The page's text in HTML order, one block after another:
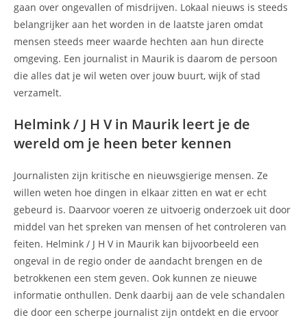
gaan over ongevallen of misdrijven. Lokaal nieuws is steeds
belangrijker aan het worden in de laatste jaren omdat
mensen steeds meer waarde hechten aan hun directe
omgeving. Een journalist in Maurik is daarom de persoon
die alles dat je wil weten over jouw buurt, wijk of stad
verzamelt.
Helmink / J H V in Maurik leert je de
wereld om je heen beter kennen
Journalisten zijn kritische en nieuwsgierige mensen. Ze
willen weten hoe dingen in elkaar zitten en wat er echt
gebeurd is. Daarvoor voeren ze uitvoerig onderzoek uit door
middel van het spreken van mensen of het controleren van
feiten. Helmink / J H V in Maurik kan bijvoorbeeld een
ongeval in de regio onder de aandacht brengen en de
betrokkenen een stem geven. Ook kunnen ze nieuwe
informatie onthullen. Denk daarbij aan de vele schandalen
die door een scherpe journalist zijn ontdekt en die ervoor